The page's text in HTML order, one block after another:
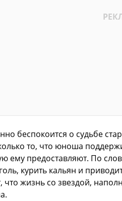
беспокоится о судьбе
то, что юноша
ему предоставляют. По
курить кальян и
что жизнь со звездой,